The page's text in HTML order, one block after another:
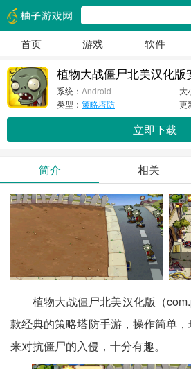
首页 游戏 软件
植物大战僵尸北美汉化版
系统： Android 大
类型： 策略塔防 更
立即下载
简介 相关
植物大战僵尸北美汉化版（
款经典的策略塔防手游，操作简单
来对抗僵尸的入侵，十分有趣。